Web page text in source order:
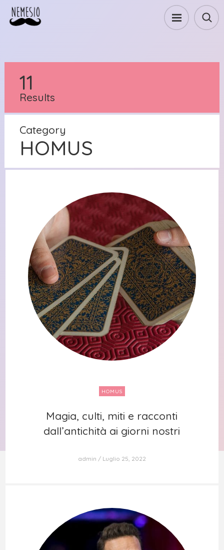
11
Results
Category
HOMUS
HOMUS
Magia, culti, miti e racconti
dall’antichità ai giorni nostri
Magia, culti, miti e racconti
dall’antichità ai giorni nostri
admin Luglio 25, 2022